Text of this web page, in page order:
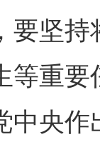
要坚
等重
中央